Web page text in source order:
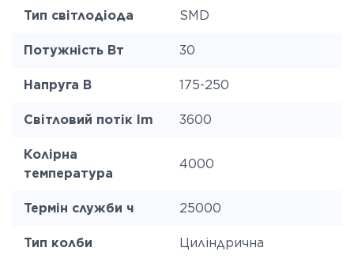
Тип світлодіода SMD
Потужність Вт 30
Напруга В 175-250
Світловий потік lm 3600
Колірна
температура
4000
Термін служби ч 25000
Тип колби Циліндрична